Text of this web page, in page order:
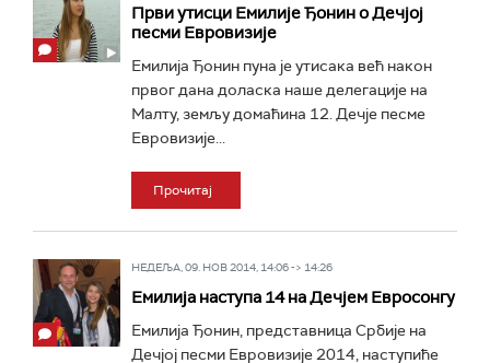
Први утисци Емилије Ђонин о Дечјој
песми Евровизије
Емилија Ђонин пуна је утисака већ након
првог дана доласка наше делегације на
Малту, земљу домаћина 12. Дечје песме
Евровизије...
Прочитај
НЕДЕЉА, 09. НОВ 2014, 14:06 -> 14:26
Емилија наступа 14 на Дечјем Евросонгу
Емилија Ђонин, представница Србије на
Дечјој песми Евровизије 2014, наступиће